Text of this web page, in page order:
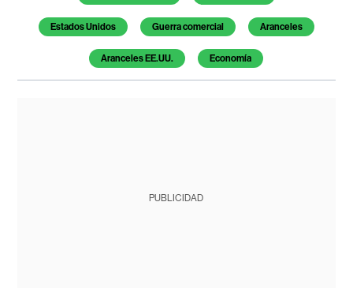
Estados Unidos Guerra comercial Aranceles
Aranceles EE.UU. Economía
PUBLICIDAD